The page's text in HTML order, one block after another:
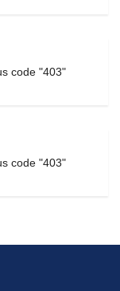
code "403"
code "403"